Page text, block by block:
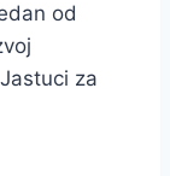
od
za